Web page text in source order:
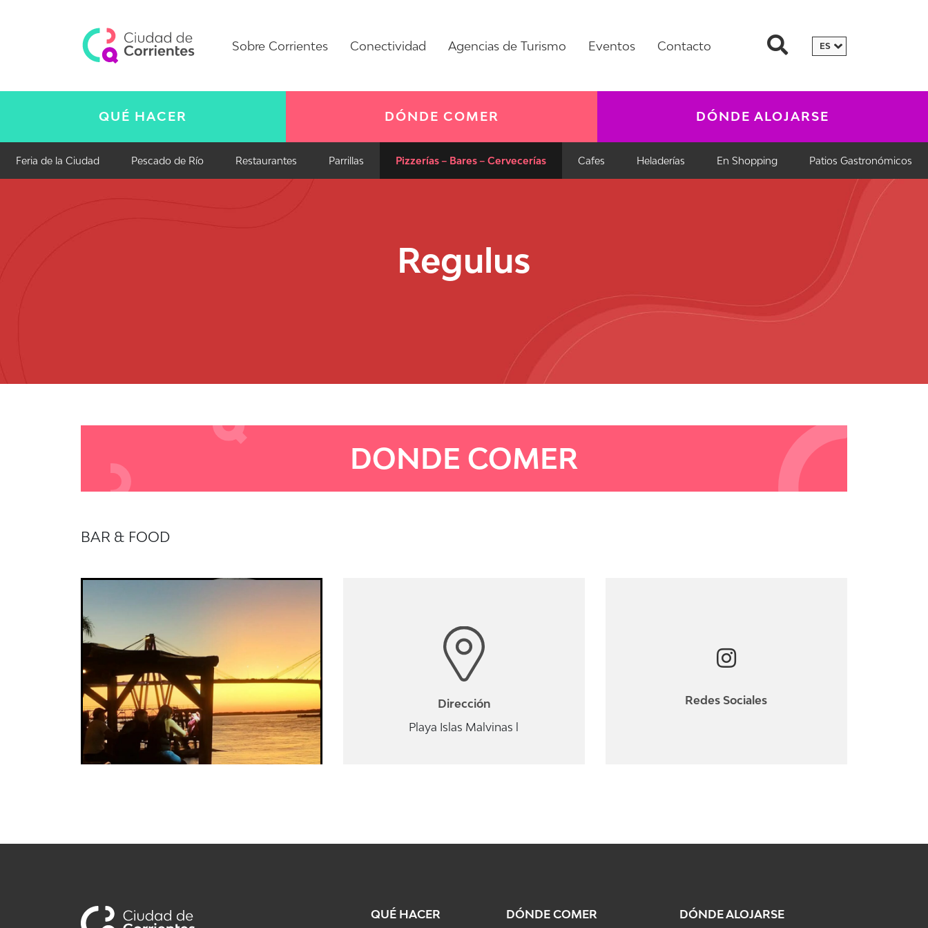
Sobre Corrientes Conectividad Agencias de Turismo Eventos Contacto
QUÉ HACER DÓNDE COMER
Feria de la Ciudad Pescado de Río Restaurantes Parrillas Pizzerías – Bares – Cervecerías Cafes Heladerías En Shopping Patios Gastronómicos
DÓNDE ALOJARSE
Regulus
DONDE COMER
BAR & FOOD
Dirección
Playa Islas Malvinas l
Redes Sociales
QUÉ HACER DÓNDE COMER DÓNDE ALOJARSE